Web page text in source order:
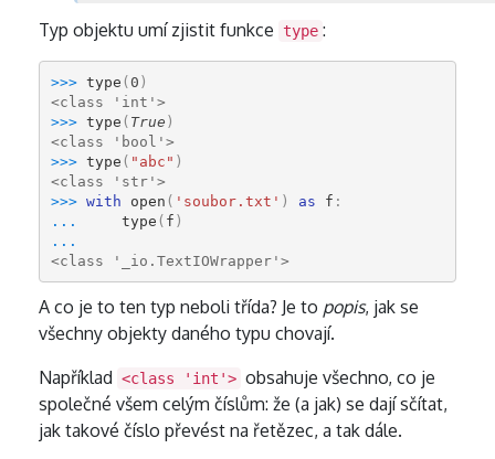
Typ objektu umí zjistit funkce type :
>>> type (0 )
<class 'int'>
>>> type ( True )
<class 'bool'>
>>> type ( "abc" )
<class 'str'>
>>> with open ( 'soubor.txt' ) as f :
...
type ( f )
...
<class '_io.TextIOWrapper'>
A co je to ten typ neboli třída? Je to popis, jak se
všechny objekty daného typu chovají.
Například <class 'int'> obsahuje všechno, co je
společné všem celým číslům: že (a jak) se dají sčítat,
jak takové číslo převést na řetězec, a tak dále.